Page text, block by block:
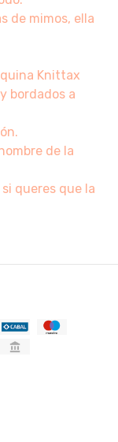
de mimos, ella
Knittax
bordados a
de la
queres que la